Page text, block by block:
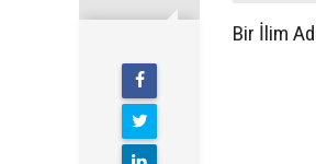
Bir İlim